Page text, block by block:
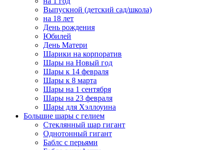
Выпускной (детский сад/школа)
на 18 лет
День рождения
Юбилей
День Матери
Шарики на корпоратив
Шары на Новый год
Шары к 14 февраля
Шары к 8 марта
Шары на 1 сентября
Шары на 23 февраля
Шары для Хэллоуина
Большие шары с гелием
Стеклянный шар гигант
Однотонный гигант
Баблс с перьями